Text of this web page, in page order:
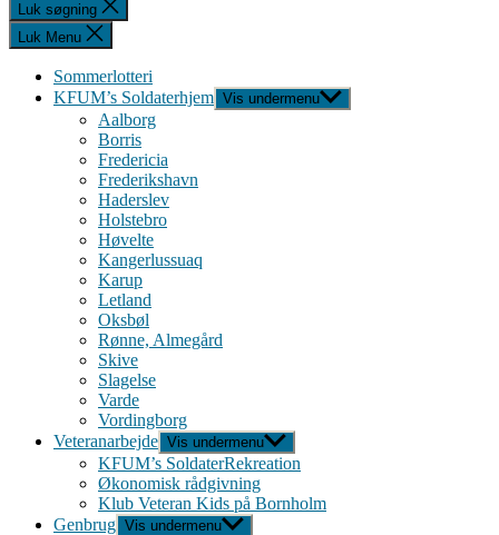
Luk søgning
Luk Menu
Sommerlotteri
KFUM’s Soldaterhjem Vis undermenu
Aalborg
Borris
Fredericia
Frederikshavn
Haderslev
Holstebro
Høvelte
Kangerlussuaq
Karup
Letland
Oksbøl
Rønne, Almegård
Skive
Slagelse
Varde
Vordingborg
Veteranarbejde Vis undermenu
KFUM’s SoldaterRekreation
Økonomisk rådgivning
Klub Veteran Kids på Bornholm
Genbrug Vis undermenu